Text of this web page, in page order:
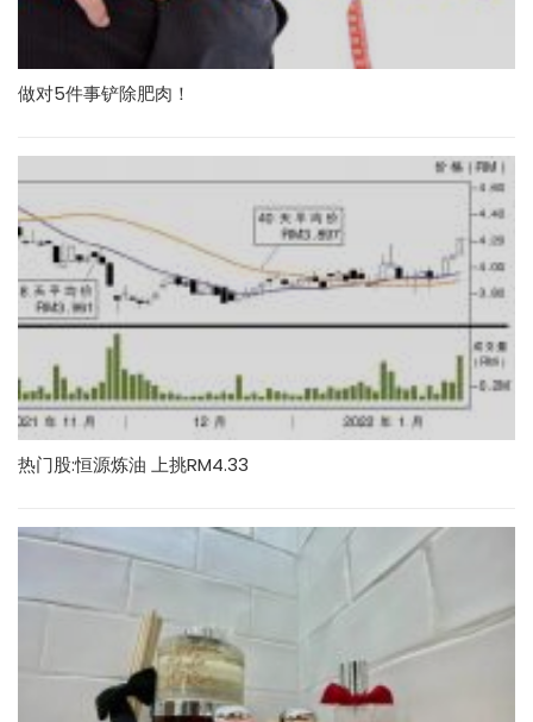
做对5件事铲除肥肉！
热门股:恒源炼油 上挑RM4.33